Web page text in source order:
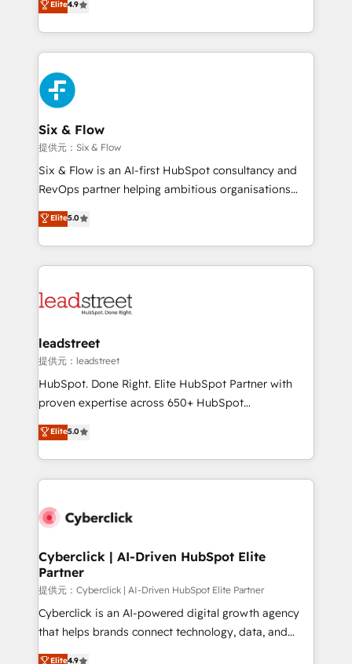
working with mid-market and enterprise
organisations, global organisations and those with
complex use cases 🏆 CRM Implementation,
Platform Enablement, Custom Integration and
Onboarding Accredited 🔐 ISO27001 & ISO9001
Certified
Marketing, Sales, Service, CMS and Operations Hub,
so selling and actually engaging with your customers
feels easy and pain-free. We are a top ranked
HubSpot Elite Partner, winner of Rookie of the Year
and Customer First Awards, 4.9/5 rating in HubSpot
Reviews and 4.9/5 rating in Clutch Reviews. Digifianz
helps the following industries: logistics & 3PL, home
improvement & construction, branding and
commercialization, real estate, health, education,
SaaS, Software Dev & IT and consulting, make the
the United States, EU, UAE, Mexico and Latin
America. From casual user to super fan: make
Elite4.9
Six & Flow
提供元：Six & Flow
Six & Flow is an AI-first HubSpot consultancy and
RevOps partner helping ambitious organisations
grow with clarity, confidence, and intelligence.
Operating across the UK, Netherlands, Ireland, and
Canada, we’ve delivered thousands of successful
HubSpot projects for mid-market and enterprise
combine HubSpot, data, and AI to design connected
and technology for predictable, scalable revenue
growth. Our expertise spans RevOps, CRM and data
architecture, AI enablement, and strategic marketing,
delivered through our proprietary FLAIR framework
Partner and ISO 27001:2022 certified consultancy,
we blend strategy, creativity, and technology to help
Elite5.0
leadstreet
提供元：leadstreet
HubSpot. Done Right. Elite HubSpot Partner with
proven expertise across 650+ HubSpot
implementations. With 12+ years of HubSpot
experience, we help you use the HubSpot platform
to its fullest capacity, improve your current HubSpot
website, or build your new one.
Elite5.0
Cyberclick | AI-Driven HubSpot Elite
Partner
提供元：Cyberclick | AI-Driven HubSpot Elite Partner
Cyberclick is an AI-powered digital growth agency
that helps brands connect technology, data, and
creativity to achieve measurable results. Founded in
Elite4.9